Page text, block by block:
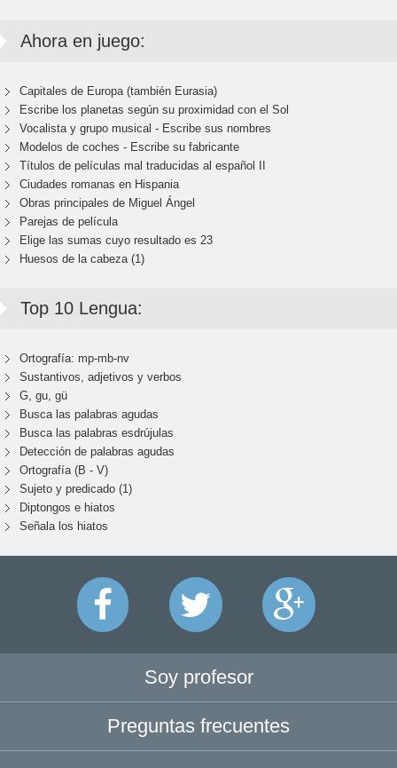
Ahora en juego:
Capitales de Europa (también Eurasia)
Escribe los planetas según su proximidad con el Sol
Vocalista y grupo musical - Escribe sus nombres
Modelos de coches - Escribe su fabricante
Títulos de películas mal traducidas al español II
Ciudades romanas en Hispania
Obras principales de Miguel Ángel
Parejas de película
Elige las sumas cuyo resultado es 23
Huesos de la cabeza (1)
Top 10 Lengua:
Ortografía: mp-mb-nv
Sustantivos, adjetivos y verbos
G, gu, gü
Busca las palabras agudas
Busca las palabras esdrújulas
Detección de palabras agudas
Ortografía (B - V)
Sujeto y predicado (1)
Diptongos e hiatos
Señala los hiatos
Soy profesor
Preguntas frecuentes